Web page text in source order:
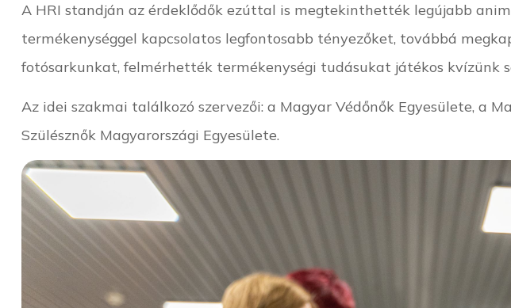
A HRI standján az érdeklődők ezúttal is megtekinthették legújabb
termékenységgel kapcsolatos legfontosabb tényezőket, továbbá
fotósarkunkat, felmérhették termékenységi tudásukat játékos kvízünk
Az idei szakmai találkozó szervezői: a Magyar Védőnők Egyesülete, a
Szülésznők Magyarországi Egyesülete.